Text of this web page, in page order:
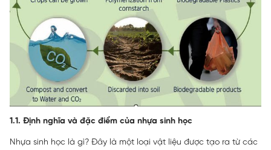
1.1. Định nghĩa và đặc điểm của nhựa sinh học
Nhựa sinh học là gì? Đây là một loại vật liệu được tạo ra từ các